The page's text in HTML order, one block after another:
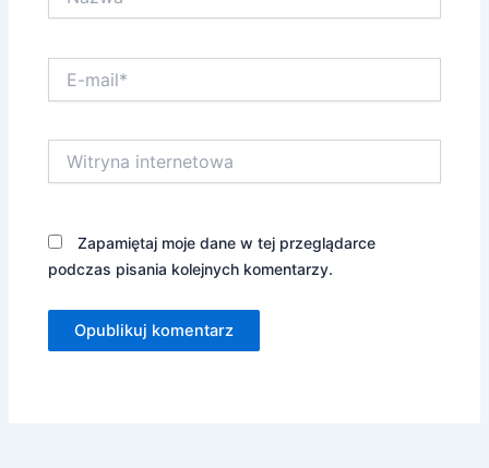
mail*
internetowa
Zapamiętaj moje dane w tej przeglądarce
podczas pisania kolejnych komentarzy.